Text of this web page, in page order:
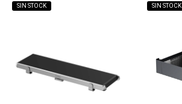
SIN STOCK SIN STOCK